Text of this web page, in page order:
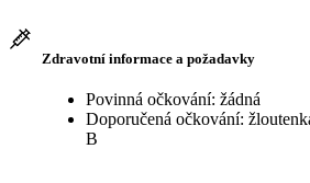
Zdravotní informace a požadavky
Povinná očkování: žádná
Doporučená očkování:
B